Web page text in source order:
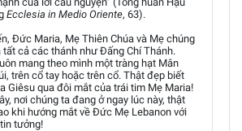
Ecclesia in Medio Oriente, 63).
Đức Maria, Mẹ Thiên Chúa và Mẹ chúng
cả các thánh như Đấng Chí Thánh.
mang theo mình một tràng hạt Mân
trên cổ tay hoặc trên cổ. Thật đẹp biết
Giêsu qua đôi mắt của trái tim Mẹ Maria!
nơi chúng ta đang ở ngay lúc này, thật
khi hướng mắt về Đức Mẹ Lebanon với
tưởng!